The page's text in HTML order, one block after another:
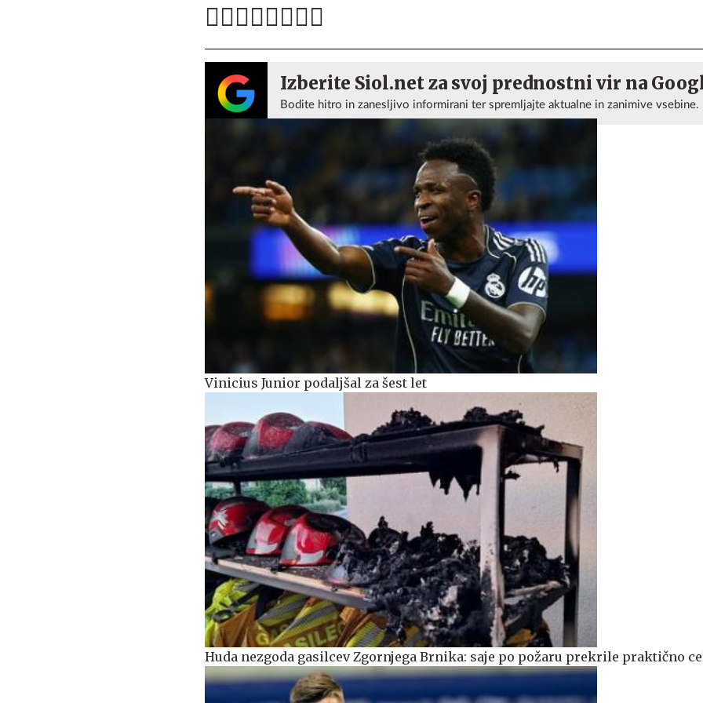
Izberite Siol.net za svoj prednostni vir na
Bodite hitro in zanesljivo informirani ter spremljajte aktualne in zanimive vsebine.
Vinicius Junior podaljšal za šest let
Huda nezgoda gasilcev Zgornjega Brnika: saje po požaru prekrile praktično